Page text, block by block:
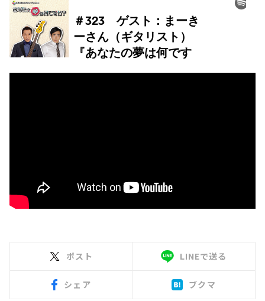
ポスト LINEで送る
シェア ブクマ